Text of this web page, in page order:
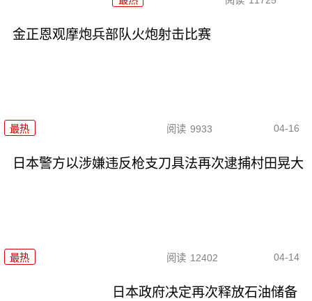
金正恩观摩炮兵部队火炮射击比赛
最热 阅读 9933 04-16
日本警方以涉嫌违反枪支刀具法再次逮捕村田晃大
最热 阅读 12402 04-14
日本政府决定再次释放石油储备